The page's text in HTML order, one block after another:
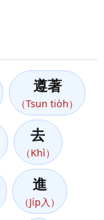
遵著
（Tsun tio̍h）
去
（Khì）
進
（Ji̍p入）